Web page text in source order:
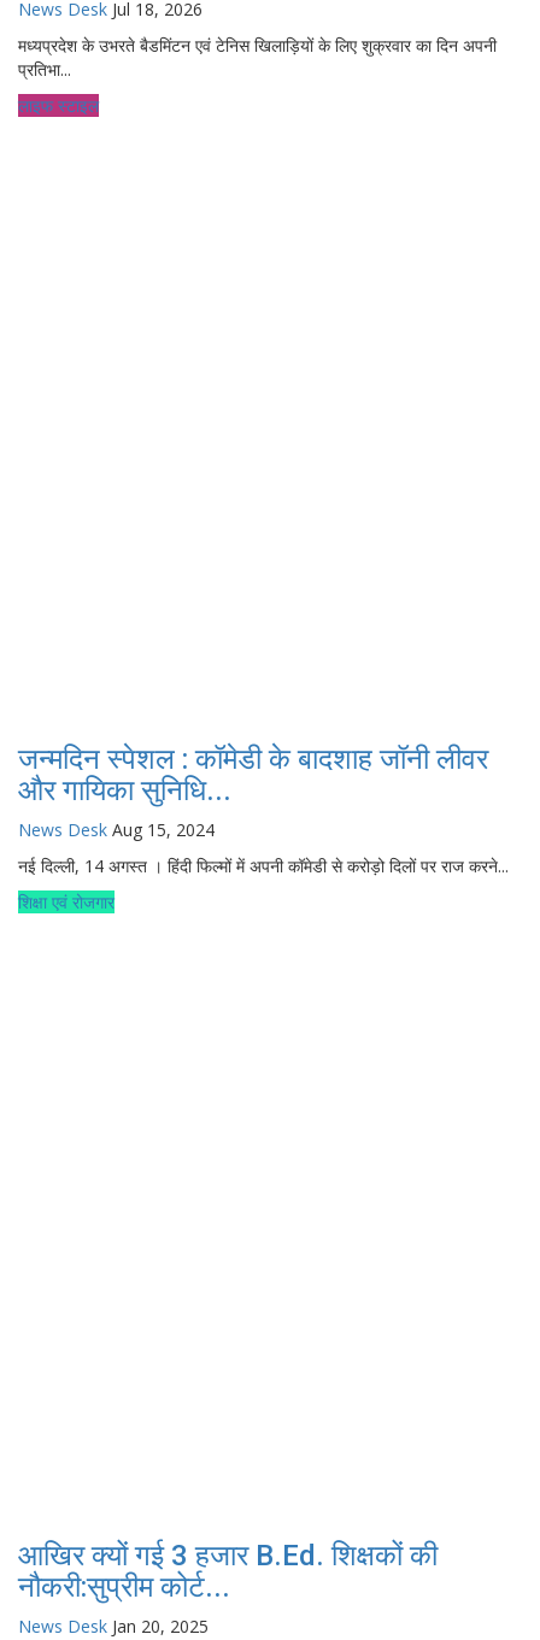
News Desk Jul 18, 2026
मध्यप्रदेश के उभरते बैडमिंटन एवं टेनिस खिलाड़ियों के लिए शुक्रवार का दिन अपनी
प्रतिभा...
लाइफ स्टाइल
जन्मदिन स्पेशल : कॉमेडी के बादशाह जॉनी लीवर
और गायिका सुनिधि...
News Desk Aug 15, 2024
नई दिल्ली, 14 अगस्त । हिंदी फिल्मों में अपनी कॉमेडी से करोड़ो दिलों पर राज करने...
शिक्षा एवं रोजगार
आखिर क्यों गई 3 हजार B.Ed. शिक्षकों की
नौकरी:सुप्रीम कोर्ट...
News Desk Jan 20, 2025